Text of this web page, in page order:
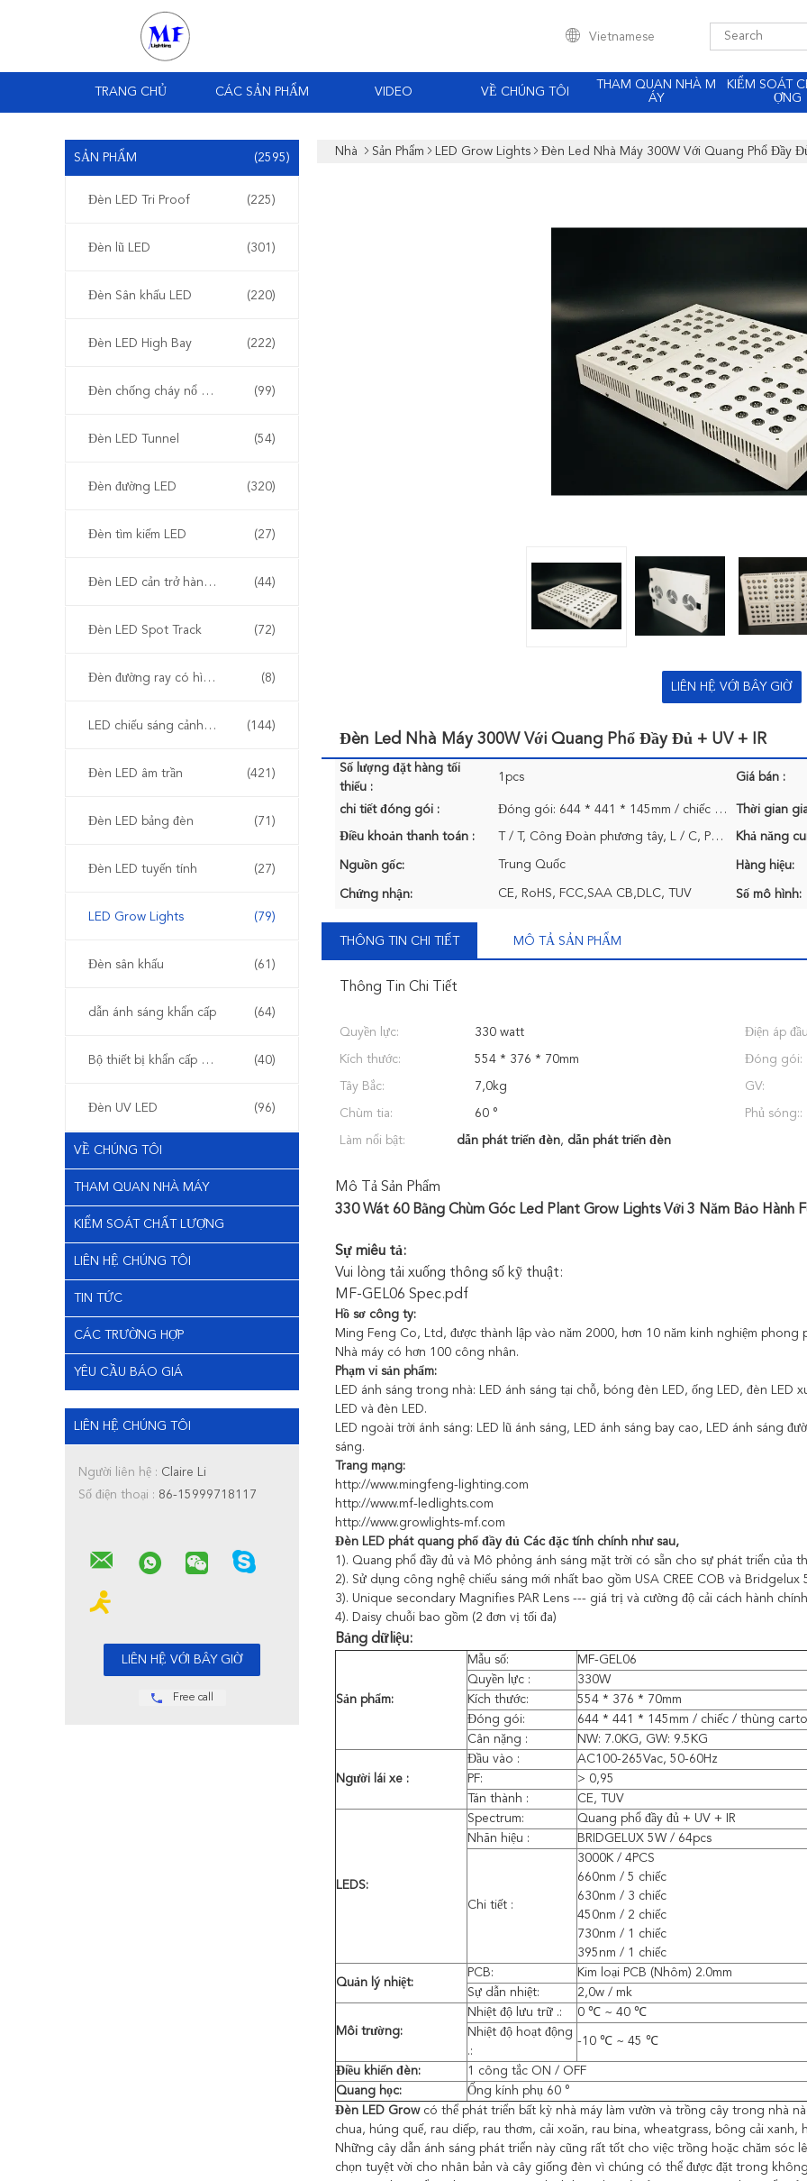
Vietnamese
TRANG CHỦ CÁC SẢN PHẨM VIDEO VỀ CHÚNG TÔI
THAM QUAN NHÀ M
ÁY
KIỂM SOÁT
ỢNG
SẢN PHẨM (2595)
Đèn LED Tri Proof (225)
Đèn lũ LED (301)
Đèn Sân khấu LED (220)
Đèn LED High Bay (222)
Đèn chống cháy nổ LED (99)
Đèn LED Tunnel (54)
Đèn đường LED (320)
Đèn tìm kiếm LED (27)
Đèn LED cản trở hàng không (44)
Đèn LED Spot Track (72)
Đèn đường ray có hình dạng (8)
LED chiếu sáng cảnh quan ngoài trời (144)
Đèn LED âm trần (421)
Đèn LED bảng đèn (71)
Đèn LED tuyến tính (27)
LED Grow Lights (79)
Đèn sân khấu (61)
dẫn ánh sáng khẩn cấp (64)
Bộ thiết bị khẩn cấp LED (40)
Đèn UV LED (96)
VỀ CHÚNG TÔI
THAM QUAN NHÀ MÁY
KIỂM SOÁT CHẤT LƯỢNG
LIÊN HỆ CHÚNG TÔI
TIN TỨC
CÁC TRƯỜNG HỢP
YÊU CẦU BÁO GIÁ
LIÊN HỆ CHÚNG TÔI
Người liên hệ : Claire Li
Số điện thoại : 86-15999718117
Free call
Nhà Sản Phẩm LED Grow Lights Đèn Led Nhà Máy 300W Với Quang Phổ Đầy
LIÊN HỆ VỚI BÂY GIỜ
Đèn Led Nhà Máy 300W Với Quang Phổ Đầy Đủ + UV + IR
Số lượng đặt hàng tối
thiểu :
1pcs Giá bán :
chi tiết đóng gói : Đóng gói: 644 * 441 * 145mm / chiếc / thùng GW: 9.0KG Thời gian
Điều khoản thanh toán : T / T, Công Đoàn phương tây, L / C, Paypal Khả năng
Nguồn gốc: Trung Quốc Hàng hiệu:
Chứng nhận: CE, RoHS, FCC,SAA CB,DLC, TUV Số mô hình:
THÔNG TIN CHI TIẾT MÔ TẢ SẢN PHẨM
Thông Tin Chi Tiết
Quyền lực: 330 watt Điện áp
Kích thước: 554 * 376 * 70mm Đóng gói:
Tây Bắc: 7,0kg GV:
Chùm tia: 60 ° Phủ sóng::
Làm nổi bật: dẫn phát triển đèn, dẫn phát triển đèn
Mô Tả Sản Phẩm
330 Wát 60 Bằng Chùm Góc Led Plant Grow Lights Với 3 Năm Bảo Hành
Sự miêu tả:
Vui lòng tải xuống thông số kỹ thuật:
MF-GEL06 Spec.pdf
Hồ sơ công ty:
Ming Feng Co, Ltd, được thành lập vào năm 2000, hơn 10 năm kinh nghiệm phong
Nhà máy có hơn 100 công nhân.
Phạm vi sản phẩm:
LED ánh sáng trong nhà: LED ánh sáng tại chỗ, bóng đèn LED, ống LED, đèn LED
LED và đèn LED.
LED ngoài trời ánh sáng: LED lũ ánh sáng, LED ánh sáng bay cao, LED ánh sáng
sáng.
Trang mạng:
http://www.mingfeng-lighting.com
http://www.mf-ledlights.com
http://www.growlights-mf.com
Đèn LED phát quang phổ đầy đủ Các đặc tính chính như sau,
1). Quang phổ đầy đủ và Mô phỏng ánh sáng mặt trời có sẵn cho sự phát triển của
2). Sử dụng công nghệ chiếu sáng mới nhất bao gồm USA CREE COB và
3). Unique secondary Magnifies PAR Lens --- giá trị và cường độ cải cách hành
4). Daisy chuỗi bao gồm (2 đơn vị tối đa)
Bảng dữliệu:
Sản phẩm:
Mẫu số:
MF-GEL06
Quyền lực :
330W
Kích thước:
554 * 376 * 70mm
Đóng gói:
644 * 441 * 145mm / chiếc / thùng
Cân nặng :
NW: 7.0KG, GW: 9.5KG
Người lái xe :
Đầu vào :
AC100-265Vac, 50-60Hz
PF:
> 0,95
Tán thành :
CE, TUV
LEDS:
Spectrum:
Quang phổ đầy đủ + UV + IR
Nhãn hiệu :
BRIDGELUX 5W / 64pcs
Chi tiết :
3000K / 4PCS
660nm / 5 chiếc
630nm / 3 chiếc
450nm / 2 chiếc
730nm / 1 chiếc
395nm / 1 chiếc
Quản lý nhiệt:
PCB:
Kim loại PCB (Nhôm) 2.0mm
Sự dẫn nhiệt:
2,0w / mk
Môi trường:
Nhiệt độ lưu trữ .:
0 ℃ ~ 40 ℃
Nhiệt độ hoạt động
.:
-10 ℃ ~ 45 ℃
Điều khiển đèn:
1 công tắc ON / OFF
Quang học:
Ống kính phụ 60 °
Đèn LED Grow có thể phát triển bất kỳ nhà máy làm vườn và trồng cây trong nhà
chua, húng quế, rau diếp, rau thơm, cải xoăn, rau bina, wheatgrass, bông cải xanh,
Những cây dẫn ánh sáng phát triển này cũng rất tốt cho việc trồng hoặc chăm sóc
chọn tuyệt vời cho nhân bản và cây giống đèn vì chúng có thể được đặt trong